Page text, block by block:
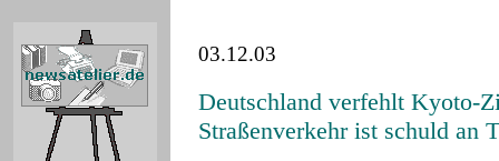
03.12.03
Deutschland verfehlt Kyoto-
Straßenverkehr ist schuld an